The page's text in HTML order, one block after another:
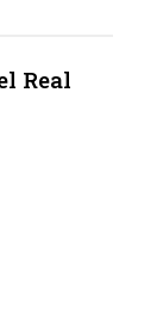
Real